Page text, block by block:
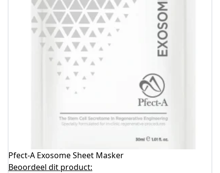
Pfect-A Exosome Sheet Masker
Beoordeel dit product: